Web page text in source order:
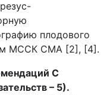
плодового
МССК СМА [2], [4].
С
– 5).